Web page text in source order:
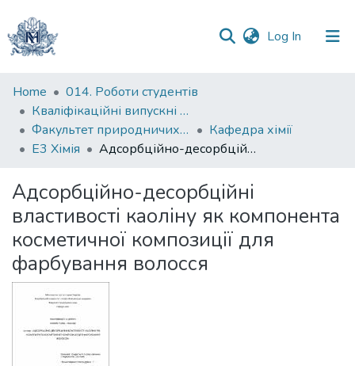
Log In (current)
Communities
&
Collections
Statistics
Home
014. Роботи студентів
Кваліфікаційні випускні роботи здобувачів вищої освіти бакалаврських програм
Факультет природничих наук
Кафедра хімії
Е3 Хімія
Адсорбційно-десорбційні властивості каоліну як компонента косметичної композиції для фарбування волосся
Адсорбційно-десорбційні
властивості каоліну як компонента
косметичної композиції для
фарбування волосся